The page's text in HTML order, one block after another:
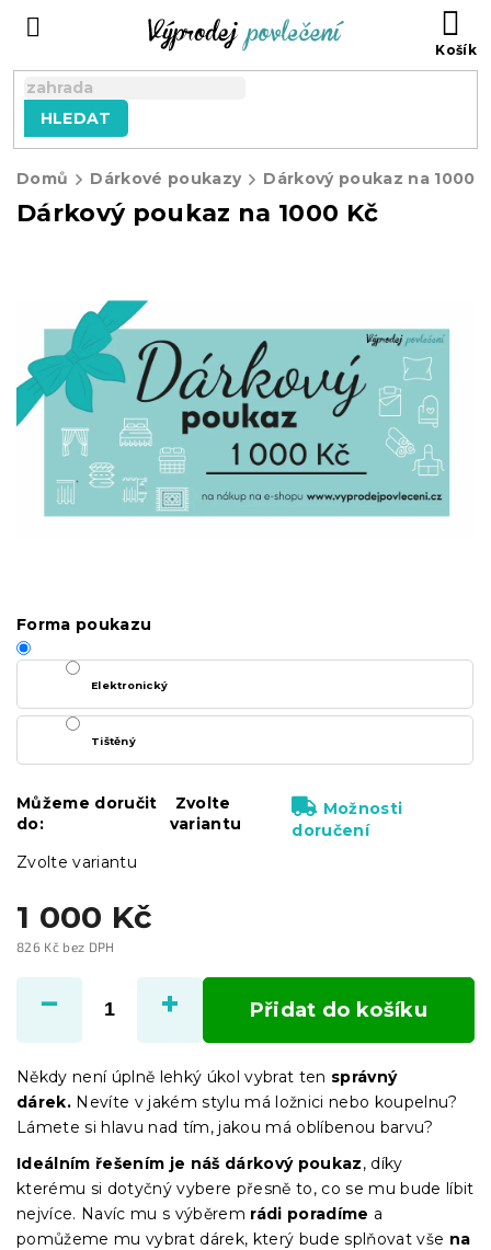
HLEDAT
Domů Dárkové poukazy Dárkový poukaz na 1000
Dárkový poukaz na 1000 Kč
1 000 Kč
826 Kč bez DPH
cena:
Zvolte variantu
Forma poukazu
Elektronický
Tištěný
Můžeme doručit
do:
Zvolte
variantu
Možnosti
doručení
Přidat do košíku
Někdy není úplně lehký úkol vybrat ten správný
dárek. Nevíte v jakém stylu má ložnici nebo koupelnu?
Lámete si hlavu nad tím, jakou má oblíbenou barvu?
Ideálním řešením je náš dárkový poukaz, díky
kterému si dotyčný vybere přesně to, co se mu bude líbit
nejvíce. Navíc mu s výběrem rádi poradíme a
pomůžeme mu vybrat dárek, který bude splňovat vše na